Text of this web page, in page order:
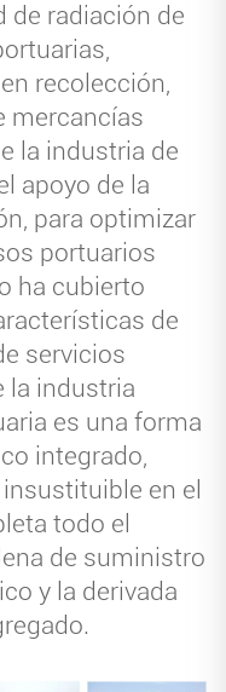
de radiación de
recolección,
mercancías
la industria de
apoyo de la
para optimizar
portuarios
ha cubierto
de
servicios
la industria
es una forma
integrado,
en el
todo el
de suministro
y la derivada